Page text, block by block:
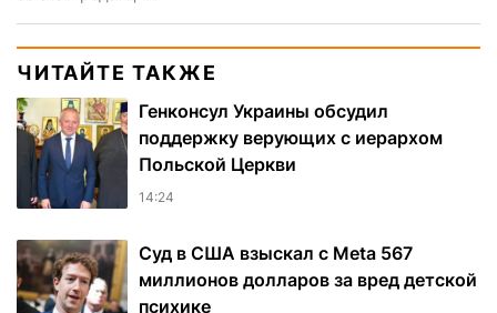
ЧИТАЙТЕ ТАКЖЕ
Генконсул Украины обсудил
поддержку верующих с иерархом
Польской Церкви
14:24
Суд в США взыскал с Meta 567
миллионов долларов за вред детской
психике